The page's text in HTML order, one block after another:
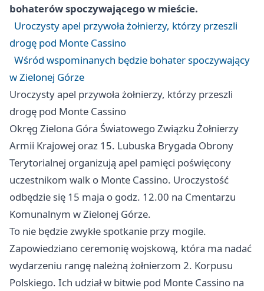
bohaterów spoczywającego w mieście.
Uroczysty apel przywoła żołnierzy, którzy przeszli
drogę pod Monte Cassino
Wśród wspominanych będzie bohater spoczywający
w Zielonej Górze
Uroczysty apel przywoła żołnierzy, którzy przeszli
drogę pod Monte Cassino
Okręg Zielona Góra Światowego Związku Żołnierzy
Armii Krajowej oraz 15. Lubuska Brygada Obrony
Terytorialnej organizują apel pamięci poświęcony
uczestnikom walk o Monte Cassino. Uroczystość
odbędzie się 15 maja o godz. 12.00 na Cmentarzu
Komunalnym w Zielonej Górze.
To nie będzie zwykłe spotkanie przy mogile.
Zapowiedziano ceremonię wojskową, która ma nadać
wydarzeniu rangę należną żołnierzom 2. Korpusu
Polskiego. Ich udział w bitwie pod Monte Cassino na